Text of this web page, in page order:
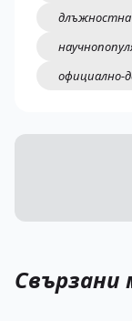
официално-
Свързани